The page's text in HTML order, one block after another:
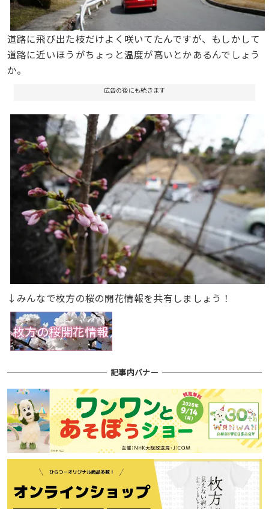
道路に飛び出た枝だけよく咲いてたんですが、もしかして
道路に近いほうがちょっと温度が高いとかあるんでしょう
か。
広告の後にも続きます
↓みんなで枚方の桜の開花情報を共有しましょう！
記事内バナー